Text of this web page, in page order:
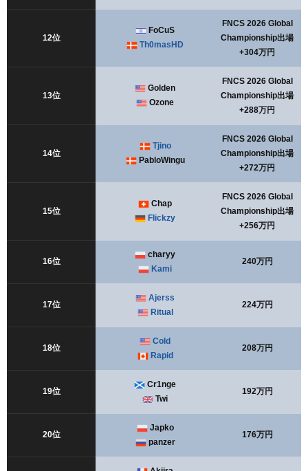
12位
FoCuS
Th0masHD
FNCS 2026 Global
Championship出場
+304万円
13位
Golden
Ozone
FNCS 2026 Global
Championship出場
+288万円
14位
Tjino
PabloWingu
FNCS 2026 Global
Championship出場
+272万円
15位
Chap
Flickzy
FNCS 2026 Global
Championship出場
+256万円
16位
charyy
Kami
240万円
17位
Ajerss
Ritual
224万円
18位
Cold
Rapid
208万円
19位
Cr1nge
Twi
192万円
20位
Japko
panzer
176万円